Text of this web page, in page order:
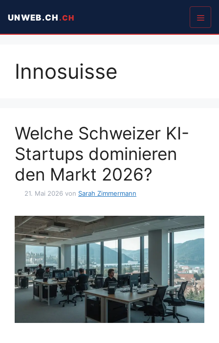
zumUNWEB.CH
Menü
Innosuisse
Welche Schweizer KI-
Startups dominieren
den Markt 2026?
21. Mai 2026 von Sarah Zimmermann